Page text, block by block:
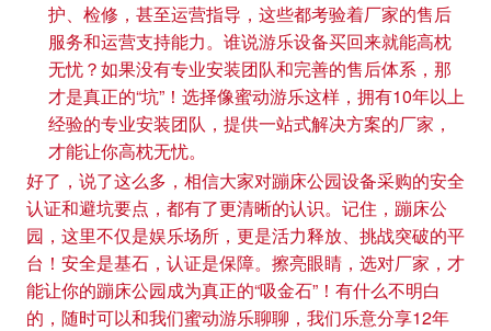
护、检修，甚至运营指导，这些都考验着厂家的售后
服务和运营支持能力。谁说游乐设备买回来就能高枕
无忧？如果没有专业安装团队和完善的售后体系，那
才是真正的“坑”！选择像蜜动游乐这样，拥有10年以上
经验的专业安装团队，提供一站式解决方案的厂家，
才能让你高枕无忧。
好了，说了这么多，相信大家对蹦床公园设备采购的安全
认证和避坑要点，都有了更清晰的认识。记住，蹦床公
园，这里不仅是娱乐场所，更是活力释放、挑战突破的平
台！安全是基石，认证是保障。擦亮眼睛，选对厂家，才
能让你的蹦床公园成为真正的“吸金石”！有什么不明白
的，随时可以和我们蜜动游乐聊聊，我们乐意分享12年